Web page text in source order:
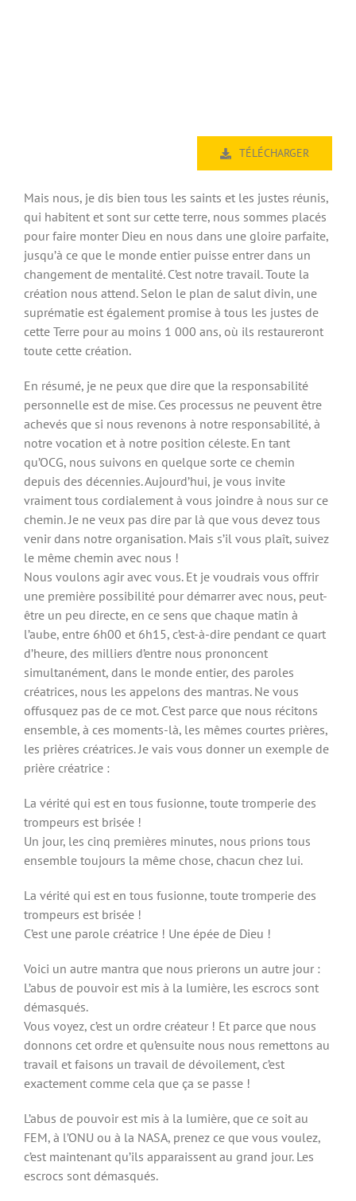
TÉLÉCHARGER
Mais nous, je dis bien tous les saints et les justes réunis,
qui habitent et sont sur cette terre, nous sommes placés
pour faire monter Dieu en nous dans une gloire parfaite,
jusqu’à ce que le monde entier puisse entrer dans un
changement de mentalité. C’est notre travail. Toute la
création nous attend. Selon le plan de salut divin, une
suprématie est également promise à tous les justes de
cette Terre pour au moins 1 000 ans, où ils restaureront
toute cette création.
En résumé, je ne peux que dire que la responsabilité
personnelle est de mise. Ces processus ne peuvent être
achevés que si nous revenons à notre responsabilité, à
notre vocation et à notre position céleste. En tant
qu’OCG, nous suivons en quelque sorte ce chemin
depuis des décennies. Aujourd’hui, je vous invite
vraiment tous cordialement à vous joindre à nous sur ce
chemin. Je ne veux pas dire par là que vous devez tous
venir dans notre organisation. Mais s’il vous plaît, suivez
le même chemin avec nous !
Nous voulons agir avec vous. Et je voudrais vous offrir
une première possibilité pour démarrer avec nous, peut-
être un peu directe, en ce sens que chaque matin à
l’aube, entre 6h00 et 6h15, c’est-à-dire pendant ce quart
d’heure, des milliers d’entre nous prononcent
simultanément, dans le monde entier, des paroles
créatrices, nous les appelons des mantras. Ne vous
offusquez pas de ce mot. C’est parce que nous récitons
ensemble, à ces moments-là, les mêmes courtes prières,
les prières créatrices. Je vais vous donner un exemple de
prière créatrice :
La vérité qui est en tous fusionne, toute tromperie des
trompeurs est brisée !
Un jour, les cinq premières minutes, nous prions tous
ensemble toujours la même chose, chacun chez lui.
La vérité qui est en tous fusionne, toute tromperie des
trompeurs est brisée !
C’est une parole créatrice ! Une épée de Dieu !
Voici un autre mantra que nous prierons un autre jour :
L’abus de pouvoir est mis à la lumière, les escrocs sont
démasqués.
Vous voyez, c’est un ordre créateur ! Et parce que nous
donnons cet ordre et qu’ensuite nous nous remettons au
travail et faisons un travail de dévoilement, c’est
exactement comme cela que ça se passe !
L’abus de pouvoir est mis à la lumière, que ce soit au
FEM, à l’ONU ou à la NASA, prenez ce que vous voulez,
c’est maintenant qu’ils apparaissent au grand jour. Les
escrocs sont démasqués.